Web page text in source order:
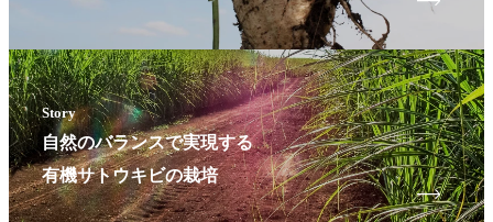
Story
自然のバランスで実現する
有機サトウキビの栽培